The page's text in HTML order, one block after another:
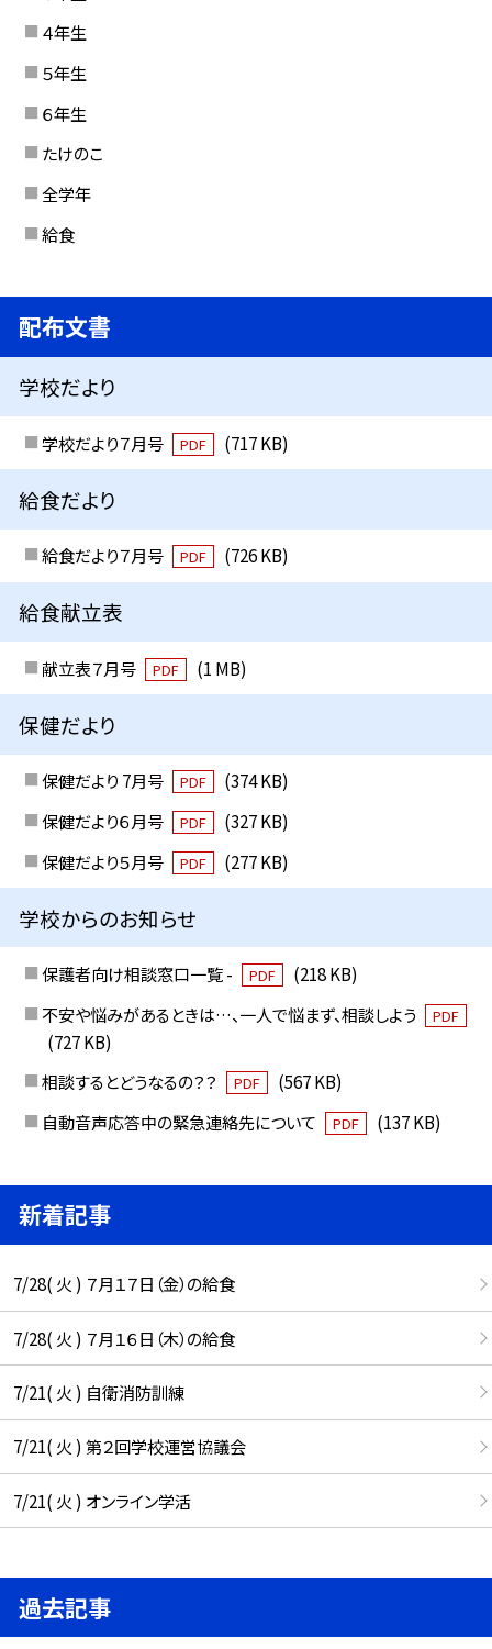
４年生
５年生
６年生
たけのこ
全学年
給食
配布文書
学校だより
学校だより７月号 PDF (717 KB)
給食だより
給食だより７月号 PDF (726 KB)
給食献立表
献立表７月号 PDF (1 MB)
保健だより
保健だより 7月号 PDF
(374 KB)
保健だより６月号
PDF
(327 KB)
保健だより５月号
PDF (277 KB)
学校からのお知らせ
保護者向け相談窓口一覧 - PDF
(218 KB)
不安や悩みがあるときは…、一人で悩まず、相談しよう
PDF
(727 KB)
相談するとどうなるの？？
PDF
(567 KB)
自動音声応答中の緊急連絡先について
PDF (137 KB)
新着記事
7/28( 火 ) ７月１７日（金）の給食
7/28( 火 ) ７月１６日（木）の給食
7/21( 火 ) 自衛消防訓練
7/21( 火 ) 第２回学校運営協議会
7/21( 火 ) オンライン学活
過去記事